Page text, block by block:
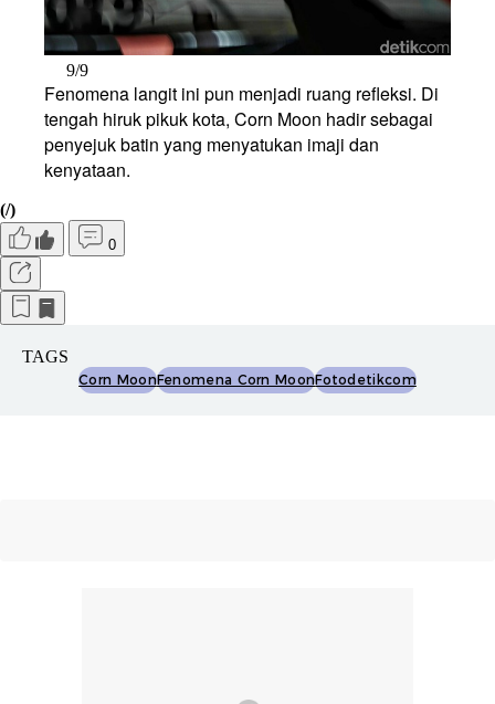
9/9
Fenomena langit ini pun menjadi ruang refleksi. Di
tengah hiruk pikuk kota, Corn Moon hadir sebagai
penyejuk batin yang menyatukan imaji dan
kenyataan.
(/)
0
TAGS
Corn MoonFenomena Corn MoonFotodetikcom